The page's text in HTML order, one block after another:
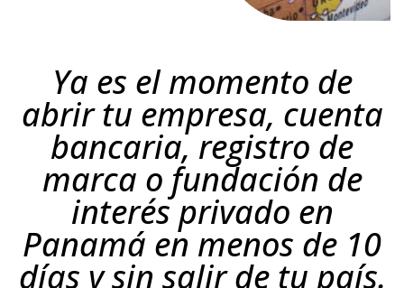
Ya es el momento de
abrir tu empresa, cuenta
bancaria, registro de
marca o fundación de
interés privado en
Panamá en menos de 10
días y sin salir de tu país.